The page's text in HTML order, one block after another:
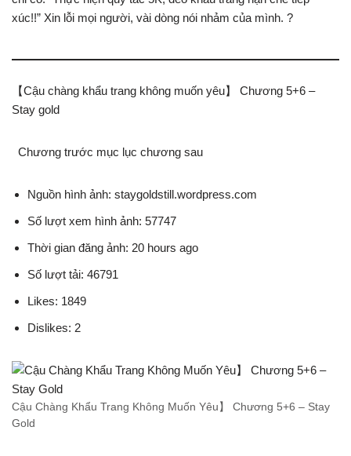
xúc!!” Xin lỗi mọi người, vài dòng nói nhảm của mình. ?
【Cậu chàng khẩu trang không muốn yêu】 Chương 5+6 –
Stay gold
Chương trước mục lục chương sau
Nguồn hình ảnh: staygoldstill.wordpress.com
Số lượt xem hình ảnh: 57747
Thời gian đăng ảnh: 20 hours ago
Số lượt tải: 46791
Likes: 1849
Dislikes: 2
Cậu Chàng Khẩu Trang Không Muốn Yêu】 Chương 5+6 – Stay
Gold